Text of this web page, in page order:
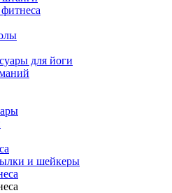
для йоги
и шейкеры